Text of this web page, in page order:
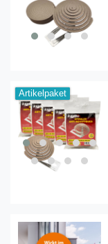
Artikelpaket